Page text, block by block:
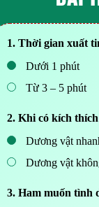
1. Thời gian xuất
Dưới 1 phút
Từ 3 – 5 phút
2. Khi có kích
Dương vật
Dương vật
3. Ham muốn tình